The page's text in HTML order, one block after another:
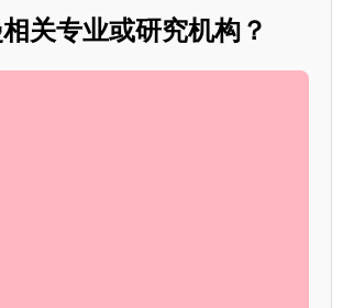
关专业或研究机构？